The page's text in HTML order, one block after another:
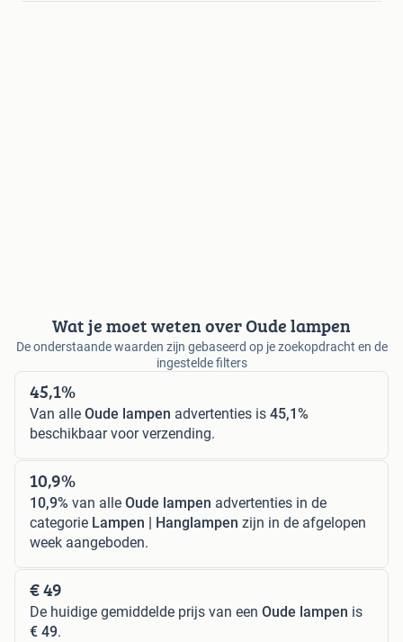
Wat je moet weten over Oude lampen
De onderstaande waarden zijn gebaseerd op je zoekopdracht en de
ingestelde filters
45,1%
Van alle Oude lampen advertenties is 45,1%
beschikbaar voor verzending.
10,9%
10,9% van alle Oude lampen advertenties in de
categorie Lampen | Hanglampen zijn in de afgelopen
week aangeboden.
€ 49
De huidige gemiddelde prijs van een Oude lampen is
€ 49.